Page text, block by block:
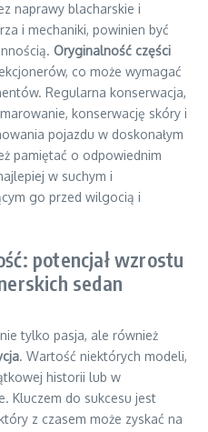
naprawy blacharskie i
i mechaniki, powinien być
Oryginalność części
co może wymagać
Regularna konserwacja,
konserwację skóry i
pojazdu w doskonałym
pamiętać o odpowiednim
w suchym i
go przed wilgocią i
potencjał wzrostu
sedan
tylko pasja, ale również
. Wartość niektórych modeli,
historii lub w
Kluczem do sukcesu jest
z czasem może zyskać na